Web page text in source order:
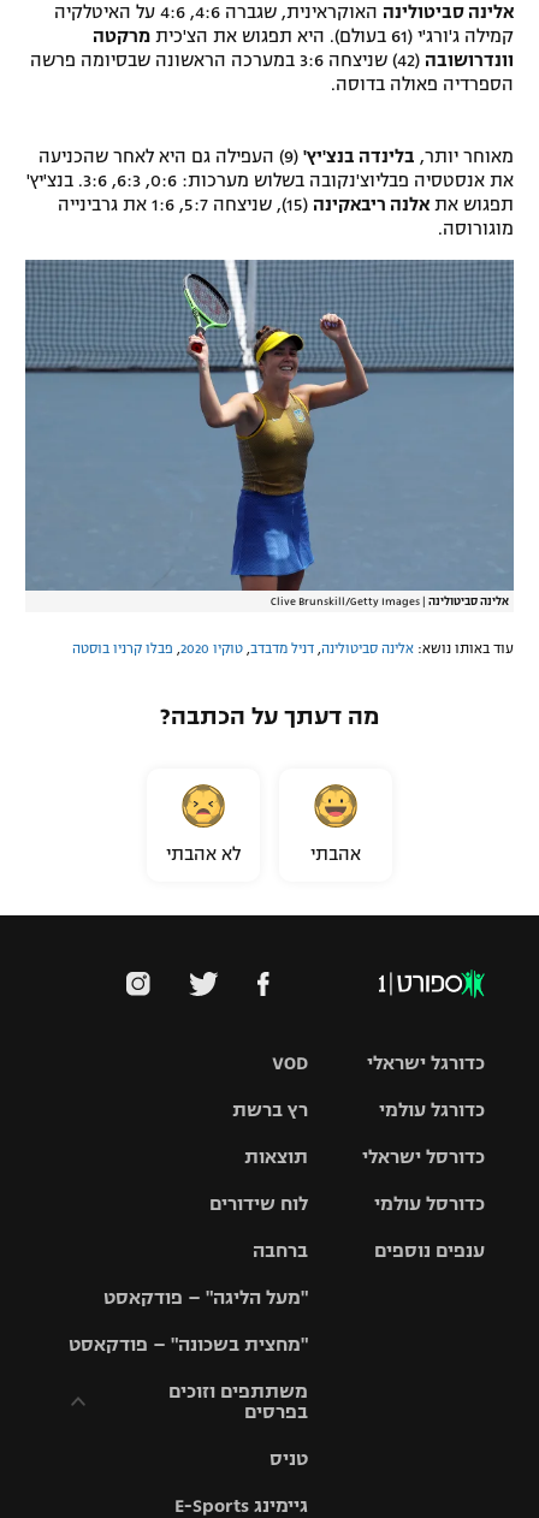
אלינה סביטולינה
האוקראינית, שגברה 4:6, 4:6 על האיטלקיה
קמילה ג'ורג'י (61 בעולם). היא תפגוש את הצ'כית
מרקטה
וונדרושובה
(42) שניצחה 3:6 במערכה הראשונה שבסיומה פרשה
הספרדיה פאולה בדוסה.
מאוחר יותר, בלינדה בנצ'יץ'
(9) העפילה גם היא לאחר שהכניעה
את אנסטסיה פבליוצ'נקובה בשלוש מערכות: 0:6, 6:3, 3:6. בנצ'יץ'
תפגוש את אלנה ריבאקינה
(15), שניצחה 5:7, 1:6 את גרבינייה
מוגורוסה.
אלינה סביטולינה Clive Brunskill/Getty Images
עוד באותו נושא: אלינה סביטולינה דניל מדבדב טוקיו 2020 פבלו קרניו בוסטה
מה דעתך על הכתבה?
אהבתי לא אהבתי
VOD
רץ ברשת
תוצאות
לוח שידורים
ברחבה
"מעל הליגה" – פודקאסט
"מחצית בשכונה" – פודקאסט
משתתפים וזוכים
בפרסים
וזוכים בפרסים
טניס
גיימינג E-Sports
כדורגל ישראלי
גביע הטוטו
כדורגל עולמי
האלופות
ליגה
כדורסל ישראלי
סל
כדורסל עולמי
ענפים נוספים